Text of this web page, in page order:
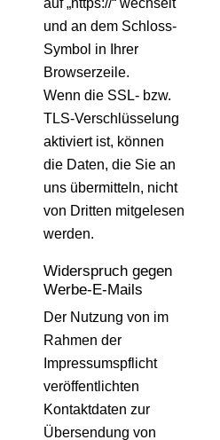
auf „https://“ wechselt
und an dem Schloss-
Symbol in Ihrer
Browserzeile.
Wenn die SSL- bzw.
TLS-Verschlüsselung
aktiviert ist, können
die Daten, die Sie an
uns übermitteln, nicht
von Dritten mitgelesen
werden.
Widerspruch gegen
Werbe-E-Mails
Der Nutzung von im
Rahmen der
Impressumspflicht
veröffentlichten
Kontaktdaten zur
Übersendung von